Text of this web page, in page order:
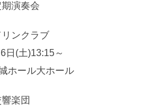
期演奏会
リンクラブ
日(土)13:15～
ホール大ホール
楽団